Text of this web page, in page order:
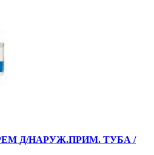
Д/НАРУЖ.ПРИМ. ТУБА /